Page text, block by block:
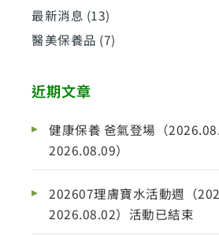
最新消息 (13)
醫美保養品 (7)
近期文章
健康保養 爸氣登場（
2026.08.09）
202607理膚寶水活動週（
2026.08.02）活動已結束